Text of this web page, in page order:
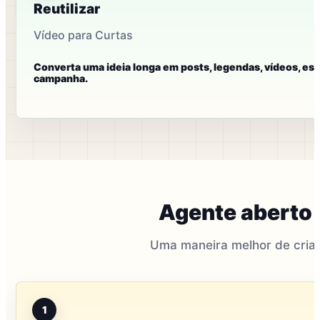
Reutilizar
Vídeo para Curtas
Converta uma ideia longa em posts, legendas, vídeos,
campanha.
Agente aberto
Uma maneira melhor de criar
1